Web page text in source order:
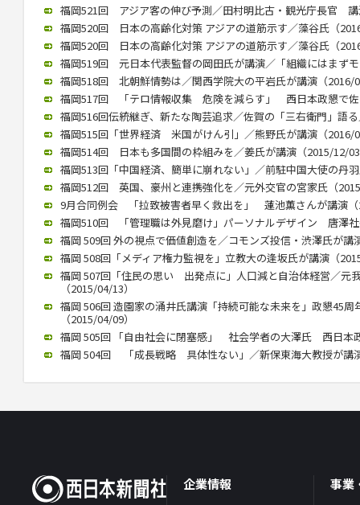
福岡521回 アジア客の伸び予測／田村明比古・観光庁長官 講
福岡520回 日本の高齢化対策 アジアの道筋示す／藻谷氏（
福岡520回 日本の高齢化対策 アジアの道筋示す／藻谷氏（
福岡519回 元日本代表監督の岡田氏が講演／「組織にはまず
福岡518回 北朝鮮情勢は／関西学院大の平岩氏が講演（2016/
福岡517回 「テロ情報収集 危険を減らす」 西日本政懇で佐
福岡516回伝統継ぎ、新たな陶芸追求／佐賀の「三右衛門」語
福岡515回「世界経済 米国がけん引」／熊野氏が講演（2016/
福岡514回 日本も多国間の枠組みを／姜氏が講演（2015/12/
福岡513回「中国経済、簡単に崩れない」／前駐中国大使の丹
福岡512回 英国、豪州と連携強化を／元外交官の宮家氏（
9月合同例会 「拉致被害者早く救出を」 蓮池薫さんが講演
福岡510回 「管理職は外見磨け」パーソナルデザイン 唐澤
福岡 509回 外の視点で価値創造を／コモンズ投信・渋澤氏が講
福岡 508回「メディア権力監視を」立教大の逢坂氏が講演（
福岡 507回「住民の思い 出発点に」人口減と自治体経営／元
（2015/04/13）
福岡 506回 造園家の涌井氏講演「持続可能な未来を」政懇45
（2015/04/09）
福岡 505回 「自由社会に閉塞感」 社会学者の大澤氏 西日本
福岡 504回 「成長戦略 具体性ない」／新保東海大教授が講
企業情報 事業